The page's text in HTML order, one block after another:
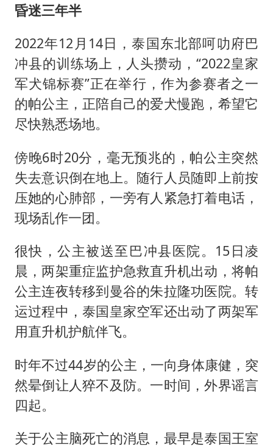
昏迷三年半
2022年12月14日，泰国东北部呵叻府巴
冲县的训练场上，人头攒动，“2022皇家
军犬锦标赛”正在举行，作为参赛者之一
的帕公主，正陪自己的爱犬慢跑，希望它
尽快熟悉场地。
傍晚6时20分，毫无预兆的，帕公主突然
失去意识倒在地上。随行人员随即上前按
压她的心肺部，一旁有人紧急打着电话，
现场乱作一团。
很快，公主被送至巴冲县医院。15日凌
晨，两架重症监护急救直升机出动，将帕
公主连夜转移到曼谷的朱拉隆功医院。转
运过程中，泰国皇家空军还出动了两架军
用直升机护航伴飞。
时年不过44岁的公主，一向身体康健，突
然晕倒让人猝不及防。一时间，外界谣言
四起。
关于公主脑死亡的消息，最早是泰国王室